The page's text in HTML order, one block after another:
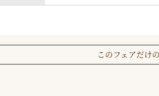
このフェアだけ